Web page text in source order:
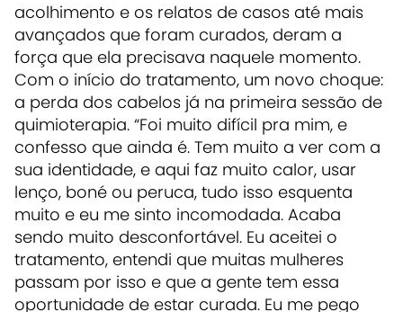
acolhimento e os relatos de casos até mais
avançados que foram curados, deram a
força que ela precisava naquele momento.
Com o início do tratamento, um novo choque:
a perda dos cabelos já na primeira sessão de
quimioterapia. “Foi muito difícil pra mim, e
confesso que ainda é. Tem muito a ver com a
sua identidade, e aqui faz muito calor, usar
lenço, boné ou peruca, tudo isso esquenta
muito e eu me sinto incomodada. Acaba
sendo muito desconfortável. Eu aceitei o
tratamento, entendi que muitas mulheres
passam por isso e que a gente tem essa
oportunidade de estar curada. Eu me pego